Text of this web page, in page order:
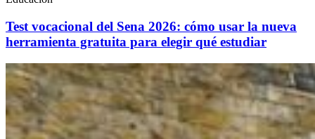
Test vocacional del Sena 2026: cómo usar la nueva
herramienta gratuita para elegir qué estudiar